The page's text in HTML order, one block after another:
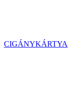
CIGÁNYKÁRTYA